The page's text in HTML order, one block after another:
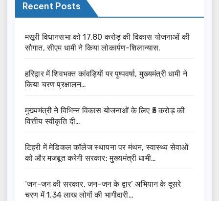
Recent Posts
मसूरी विधानसभा को 17.80 करोड़ की विकास योजनाओं की
सौगात, सीएम धामी ने किया लोकार्पण-शिलान्यास.
हरिद्वार में शिवभक्त कांवड़ियों पर पुष्पवर्षा, मुख्यमंत्री धामी ने
किया चरण प्रक्षालन…
मुख्यमंत्री ने विभिन्न विकास योजनाओं के लिए ₹5 करोड़ की
वित्तीय स्वीकृति दी…
टिहरी में मेडिकल कॉलेज स्थापना पर मंथन, स्वास्थ्य सेवाओं
को और मजबूत करेगी सरकार: मुख्यमंत्री धामी…
‘जन-जन की सरकार, जन-जन के द्वार’ अभियान के दूसरे
चरण में 1.34 लाख लोगों की भागीदारी…